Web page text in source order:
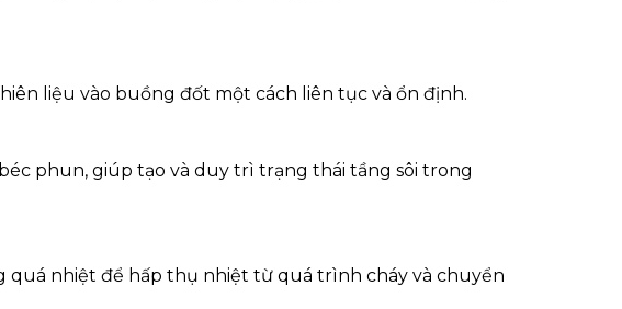
liệu vào buồng đốt một cách liên tục và ổn định.
phun, giúp tạo và duy trì trạng thái tầng sôi trong
quá nhiệt để hấp thụ nhiệt từ quá trình cháy và chuyển